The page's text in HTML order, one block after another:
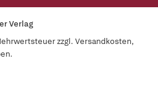
Verlag
zzgl. Versandkosten,